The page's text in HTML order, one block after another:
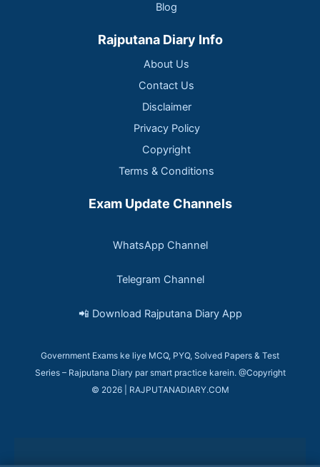
Blog
Rajputana Diary Info
About Us
Contact Us
Disclaimer
Privacy Policy
Copyright
Terms & Conditions
Exam Update Channels
WhatsApp Channel
Telegram Channel
📲 Download Rajputana Diary App
Government Exams ke liye MCQ, PYQ, Solved Papers & Test
Series – Rajputana Diary par smart practice karein. @Copyright
© 2026 | RAJPUTANADIARY.COM